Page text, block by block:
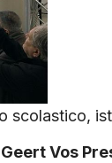
scolastico,
Vos